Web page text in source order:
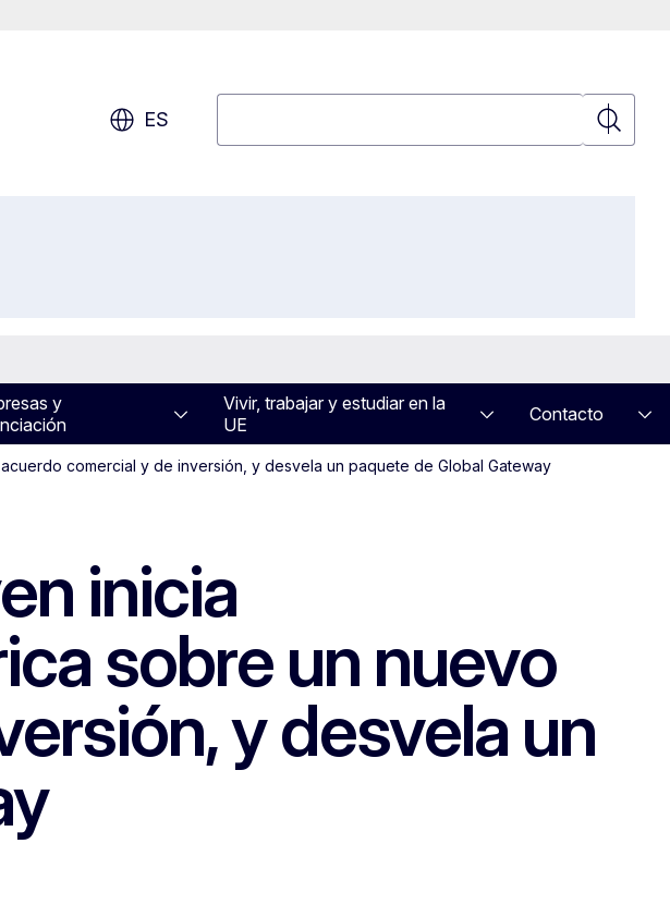
ES
y
Vivir, trabajar y estudiar en la
UE
Contacto
comercial y de inversión, y desvela un paquete de Global Gateway
inicia
sobre un nuevo
y desvela un